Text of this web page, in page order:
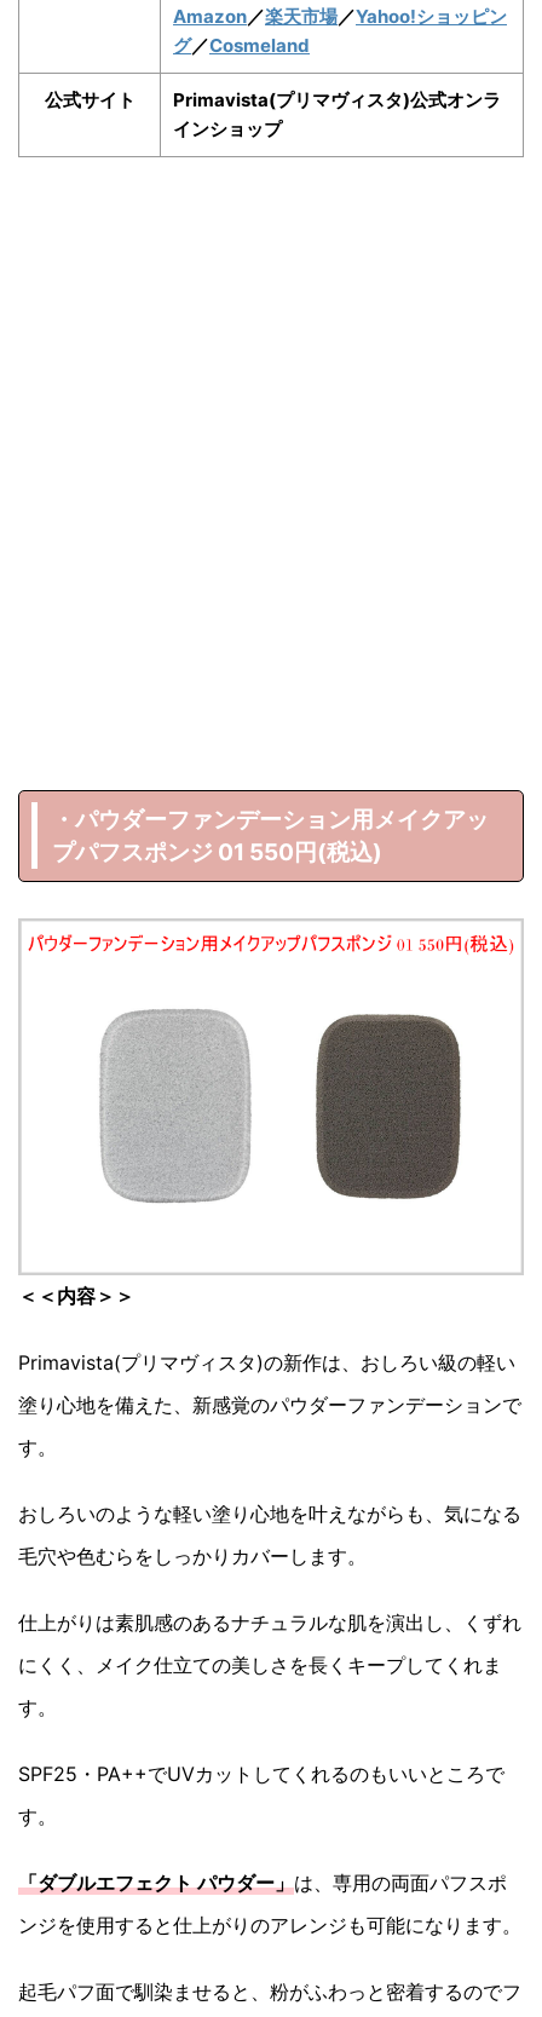
Amazon／楽天市場／Yahoo!ショッピン
グ／Cosmeland
公式サイト
Primavista(プリマヴィスタ)公式オンラ
インショップ
・パウダーファンデーション用メイクアッ
プパフスポンジ 01 550円(税込)
＜＜内容＞＞
Primavista(プリマヴィスタ)の新作は、おしろい級の軽い
塗り心地を備えた、新感覚のパウダーファンデーションで
す。
おしろいのような軽い塗り心地を叶えながらも、気になる
毛穴や色むらをしっかりカバーします。
仕上がりは素肌感のあるナチュラルな肌を演出し、くずれ
にくく、メイク仕立ての美しさを長くキープしてくれま
す。
SPF25・PA++でUVカットしてくれるのもいいところで
す。
「ダブルエフェクト パウダー」は、専用の両面パフスポ
ンジを使用すると仕上がりのアレンジも可能になります。
起毛パフ面で馴染ませると、粉がふわっと密着するのでフ